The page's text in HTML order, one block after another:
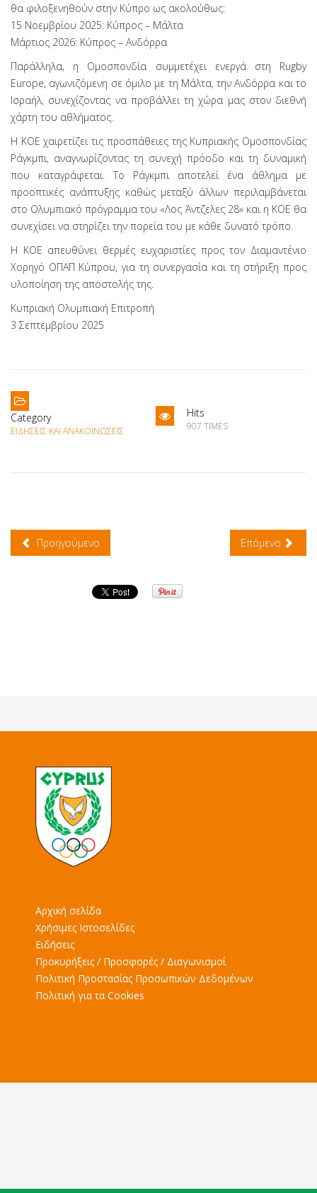
θα φιλοξενηθούν στην Κύπρο ως ακολούθως:
15 Νοεμβρίου 2025: Κύπρος – Μάλτα
Μάρτιος 2026: Κύπρος – Ανδόρρα
Παράλληλα, η Ομοσπονδία συμμετέχει ενεργά στη Rugby
Europe, αγωνιζόμενη σε όμιλο με τη Μάλτα, την Ανδόρρα και το
Ισραήλ, συνεχίζοντας να προβάλλει τη χώρα μας στον διεθνή
χάρτη του αθλήματος.
Η ΚΟΕ χαιρετίζει τις προσπάθειες της Κυπριακής Ομοσπονδίας
Ράγκμπι, αναγνωρίζοντας τη συνεχή πρόοδο και τη δυναμική
που καταγράφεται. Το Ράγκμπι αποτελεί ένα άθλημα με
προοπτικές ανάπτυξης καθώς μεταξύ άλλων περιλαμβάνεται
στο Ολυμπιακό πρόγραμμα του «Λος Άντζελες 28» και η ΚΟΕ θα
συνεχίσει να στηρίζει την πορεία του με κάθε δυνατό τρόπο.
Η ΚΟΕ απευθύνει θερμές ευχαριστίες προς τον Διαμαντένιο
Χορηγό ΟΠΑΠ Κύπρου, για τη συνεργασία και τη στήριξη προς
υλοποίηση της αποστολής της.
Κυπριακή Ολυμπιακή Επιτροπή
3 Σεπτεμβρίου 2025
Category
ΕΙΔΉΣΕΙΣ ΚΑΙ ΑΝΑΚΟΙΝΏΣΕΙΣ
Hits
907 TIMES
Προηγούμενο Επόμενο
Αρχική σελίδα
Χρήσιμες Ιστοσελίδες
Ειδήσεις
Προκυρήξεις / Προσφορές / Διαγωνισμοί
Πολιτική Προστασίας Προσωπικών Δεδομένων
Πολιτική για τα Cookies